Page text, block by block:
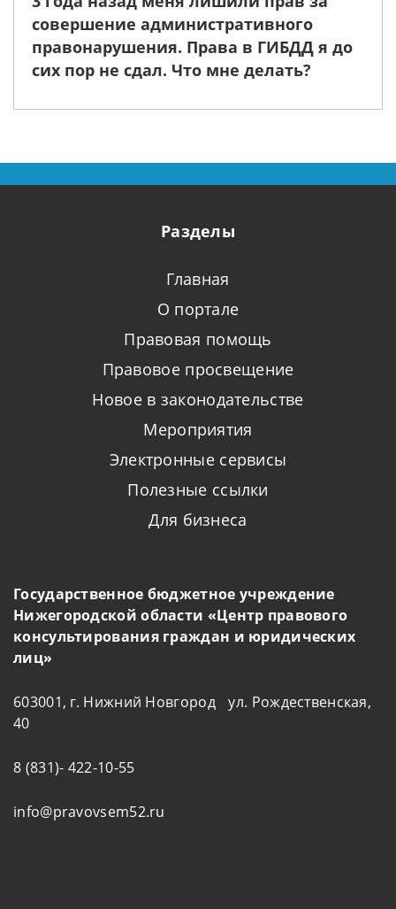
совершение административного
правонарушения. Права в ГИБДД я до
сих пор не сдал. Что мне делать?
Разделы
Главная
О портале
Правовая помощь
Правовое просвещение
Новое в законодательстве
Мероприятия
Электронные сервисы
Полезные ссылки
Для бизнеса
Государственное бюджетное учреждение
Нижегородской области «Центр правового
консультирования граждан и юридических
лиц»
603001, г. Нижний Новгород ул. Рождественская,
40
8 (831)- 422-10-55
info@pravovsem52.ru